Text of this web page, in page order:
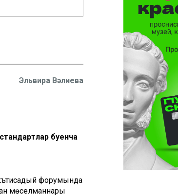
Эльвира Вәлиева
буенча
форумында
мөселманнары